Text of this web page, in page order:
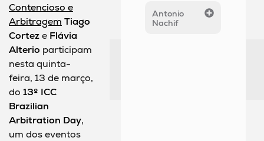
Contencioso e
Arbitragem Tiago
Corteze Flávia
Alterio participam
nesta quinta-
feira, 13 de março,
do 13º ICC
Brazilian
Arbitration Day,
um dos eventos
Antonio
Nachif